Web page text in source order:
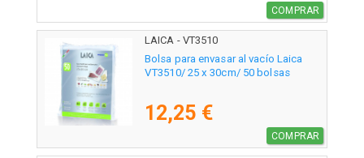
COMPRAR
LAICA - VT3510
Bolsa para envasar al vacío Laica
VT3510/ 25 x 30cm/ 50 bolsas
12,25 €
COMPRAR